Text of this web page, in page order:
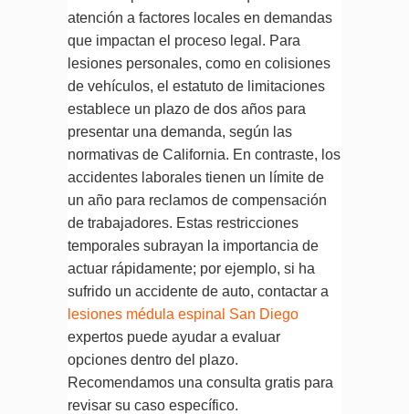
atención a factores locales en demandas
que impactan el proceso legal. Para
lesiones personales, como en colisiones
de vehículos, el estatuto de limitaciones
establece un plazo de dos años para
presentar una demanda, según las
normativas de California. En contraste, los
accidentes laborales tienen un límite de
un año para reclamos de compensación
de trabajadores. Estas restricciones
temporales subrayan la importancia de
actuar rápidamente; por ejemplo, si ha
sufrido un accidente de auto, contactar a
lesiones médula espinal San Diego
expertos puede ayudar a evaluar
opciones dentro del plazo.
Recomendamos una consulta gratis para
revisar su caso específico.